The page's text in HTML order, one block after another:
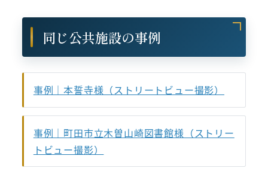
同じ公共施設の事例
事例｜本誓寺様（ストリートビュー撮影）
事例｜町田市立木曽山崎図書館様（ストリー
トビュー撮影）